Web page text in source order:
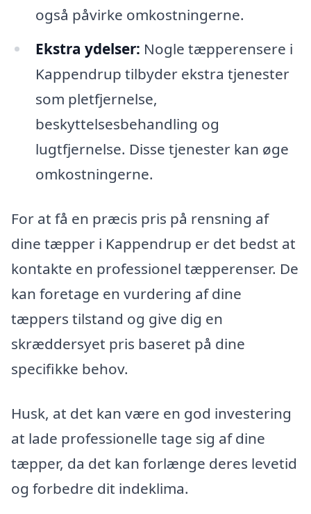
også påvirke omkostningerne.
Ekstra ydelser: Nogle tæpperensere i
Kappendrup tilbyder ekstra tjenester
som pletfjernelse,
beskyttelsesbehandling og
lugtfjernelse. Disse tjenester kan øge
omkostningerne.
For at få en præcis pris på rensning af
dine tæpper i Kappendrup er det bedst at
kontakte en professionel tæpperenser. De
kan foretage en vurdering af dine
tæppers tilstand og give dig en
skræddersyet pris baseret på dine
specifikke behov.
Husk, at det kan være en god investering
at lade professionelle tage sig af dine
tæpper, da det kan forlænge deres levetid
og forbedre dit indeklima.